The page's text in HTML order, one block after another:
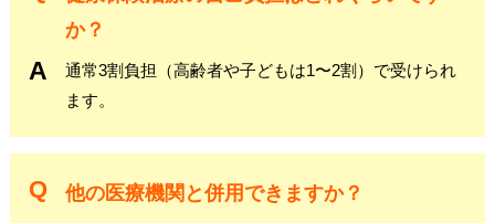
か？
通常3割負担（高齢者や子どもは1〜2割）で受けられ
ます。
他の医療機関と併用できますか？